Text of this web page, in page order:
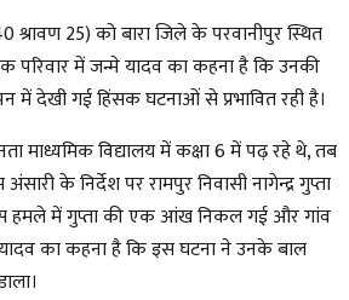
श्रावण 25) को बारा जिले के परवानीपुर स्थित
परिवार में जन्मे यादव का कहना है कि उनकी
में देखी गई हिंसक घटनाओं से प्रभावित रही है।
माध्यमिक विद्यालय में कक्षा 6 में पढ़ रहे थे, तब
के निर्देश पर रामपुर निवासी नागेन्द्र गुप्ता
हमले में गुप्ता की एक आंख निकल गई और गांव
का कहना है कि इस घटना ने उनके बाल